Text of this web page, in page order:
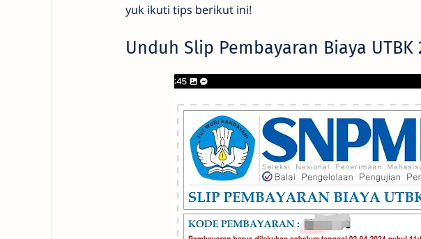
yuk ikuti tips berikut ini!
Unduh Slip Pembayaran Biaya UTBK